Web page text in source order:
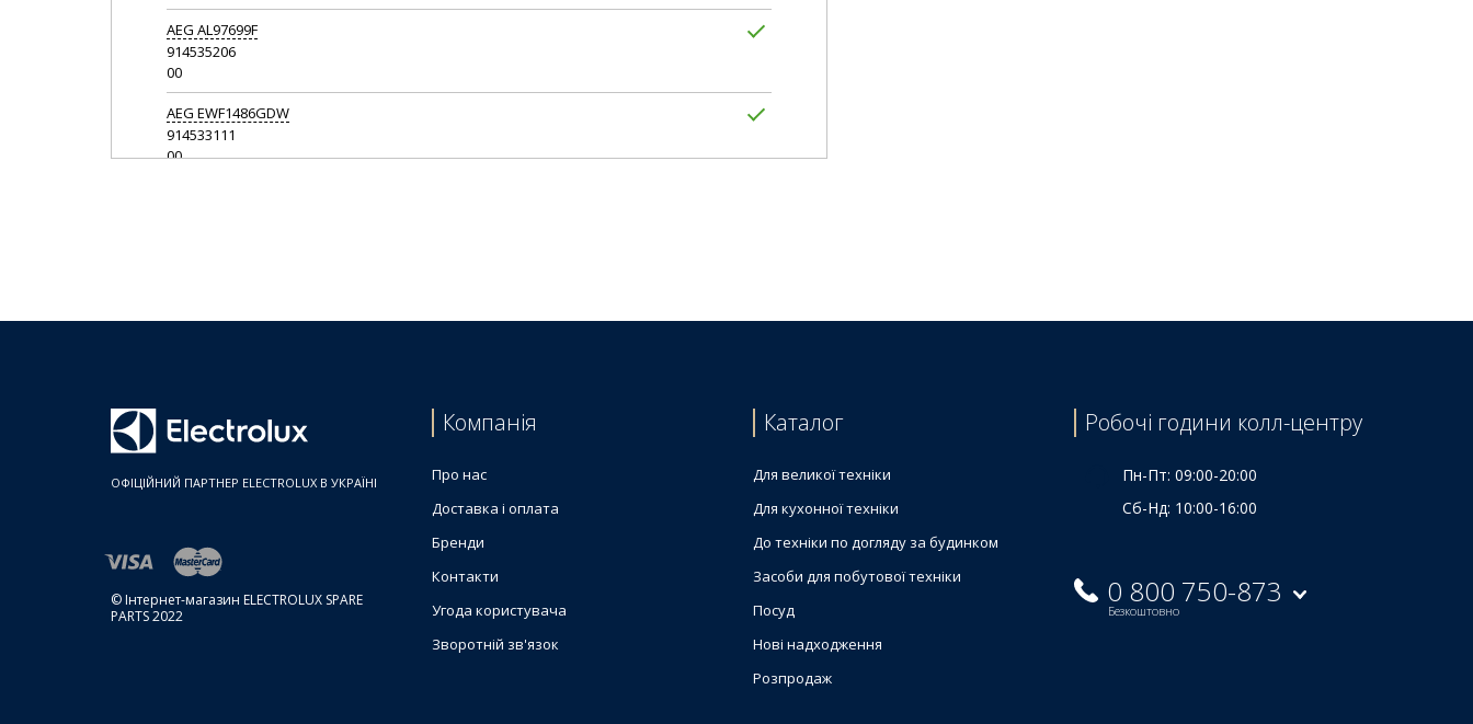
AEG AL97699F
914535206
00
AEG EWF1486GDW
914533111
00
01
AEGKRW7600
03
914531622
00
AEG
ОФІЦІЙНИЙ ПАРТНЕР ELECTROLUX В УКРАЇНІ
© Інтернет-магазин ELECTROLUX SPARE
PARTS 2022
Компанія
Про нас
Доставка і оплата
Бренди
Контакти
Угода користувача
Зворотній зв'язок
Каталог
Для великої техніки
Для кухонної техніки
До техніки по догляду за будинком
Засоби для побутової техніки
Посуд
Нові надходження
Розпродаж
Робочі години колл-центру
Пн-Пт: 09:00-20:00
Сб-Нд: 10:00-16:00
0 800 750-873
Безкоштовно